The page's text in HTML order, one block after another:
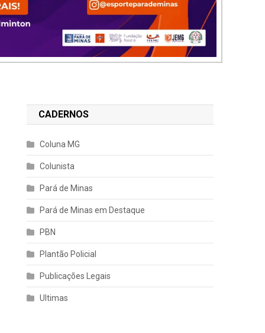
CADERNOS
Coluna MG
Colunista
Pará de Minas
Pará de Minas em Destaque
PBN
Plantão Policial
Publicações Legais
Ultimas